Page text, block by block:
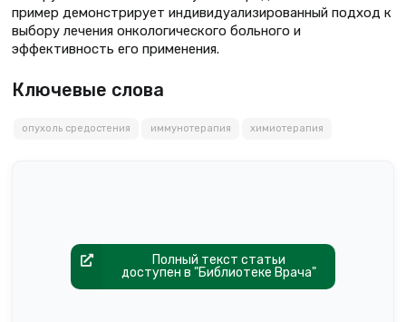
пример демонстрирует индивидуализированный подход к
выбору лечения онкологического больного и
эффективность его применения.
Ключевые слова
опухоль средостения иммунотерапия химиотерапия
Полный текст статьи
доступен в "Библиотеке Врача"